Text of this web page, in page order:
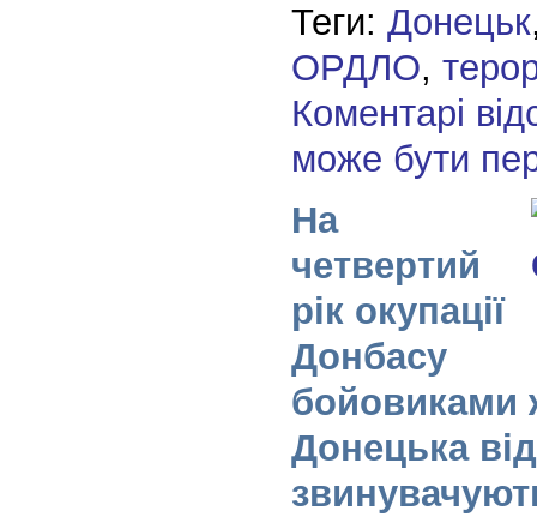
Теги: Донецьк
ОРДЛО,
Коментарі
може бути
На
четвертий
рік окупації
Донбасу
бойовиками
Донецька